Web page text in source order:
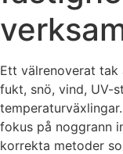
Ett välrenoverat
fukt, snö, vind, UV-
fokus på noggrann
korrekta metoder